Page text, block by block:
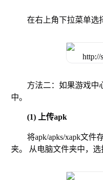
在右上角下拉菜单选
方法二：如果游戏中
中。
(1) 上传apk
将apk/apks/xapk文件
夹。 从电脑文件夹中，选